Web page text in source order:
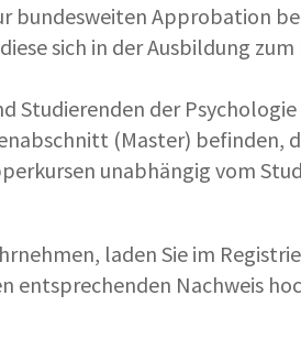
bundesweiten Approbation
sich in der Ausbildung
Studierenden der Psychologie
(Master) befinden,
unabhängig vom
laden Sie im
entsprechenden Nachweis